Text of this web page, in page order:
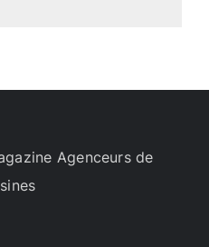
Agenceurs de